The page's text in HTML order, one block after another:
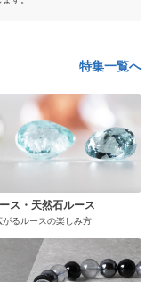
特集一覧へ
ス・天然石ルース
がるルースの楽しみ方